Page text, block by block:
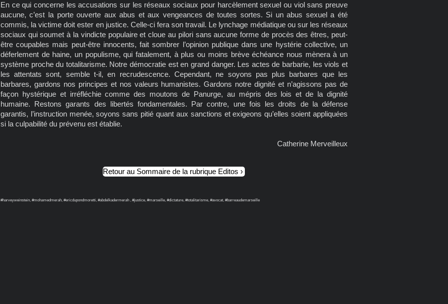
En ce qui concerne les accusations sur les réseaux sociaux pour harcèlement sexuel ou viol sans preuve
aucune, c’est la porte ouverte aux abus et aux vengeances de toutes sortes. Si un abus sexuel a été
commis, la victime doit ester en justice. Celle-ci fera son travail. Le lynchage médiatique ou sur les réseaux
sociaux qui soumet à la vindicte populaire et cloue au pilori sans aucune forme de procès des êtres, peut-
être coupables mais peut-être innocents, fait sombrer l’opinion publique dans une hystérie collective, un
déferlement de haine, un populisme, qui fatalement, à plus ou moins brève échéance nous mènera à un
système proche du totalitarisme. Notre démocratie est en grand danger. Les actes de barbarie, les viols et
les attentats sont, semble t-il, en recrudescence. Cependant, ne soyons pas plus barbares que les
barbares, gardons nos principes et nos valeurs humanistes. Gardons notre dignité et n’agissons pas de
façon hystérique et irréfléchie comme des moutons de Panurge, au mépris des lois et de la dignité
humaine. Restons garants des libertés fondamentales. Par contre, une fois les droits de la défense
garantis, l’instruction menée, soyons sans pitié quant aux sanctions et exigeons qu’elles soient appliquées
si la culpabilité du prévenu est établie.
Catherine Merveilleux
Retour au Sommaire de la rubrique Editos
#harveyweinstein, #mohamedmerah, #ericdupondmoretti, #abdelkadermerah , #justice, #marseille, #dictature, #totalitarisme, #avocat, #barreaudemarseille